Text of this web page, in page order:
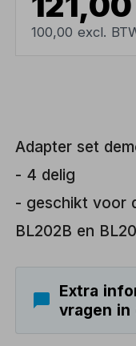
100,00 excl.
Adapter set
- 4 delig
- geschikt voor
BL202B en
Extra
vragen in